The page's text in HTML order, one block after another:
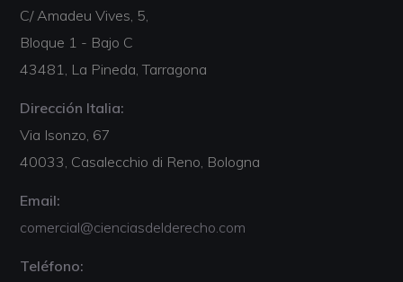
C/ Amadeu Vives, 5,
Bloque 1 - Bajo C
43481, La Pineda, Tarragona
Dirección Italia:
Via Isonzo, 67
40033, Casalecchio di Reno, Bologna
Email:
comercial@cienciasdelderecho.com
Teléfono: